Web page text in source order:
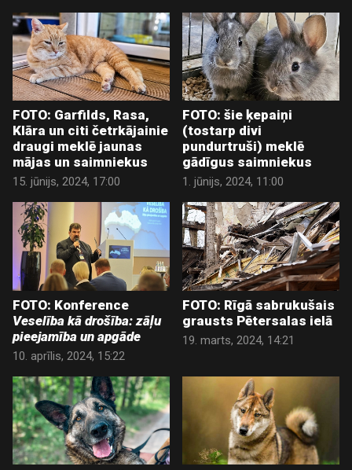
FOTO: Garfilds, Rasa,
Klāra un citi četrkājainie
draugi meklē jaunas
mājas un saimniekus
15. jūnijs, 2024, 17:00
FOTO: šie ķepaiņi
(tostarp divi
pundurtruši) meklē
gādīgus saimniekus
1. jūnijs, 2024, 11:00
FOTO: Konference
Veselība kā drošība: zāļu
pieejamība un apgāde
10. aprīlis, 2024, 15:22
FOTO: Rīgā sabrukušais
grausts Pētersalas ielā
19. marts, 2024, 14:21